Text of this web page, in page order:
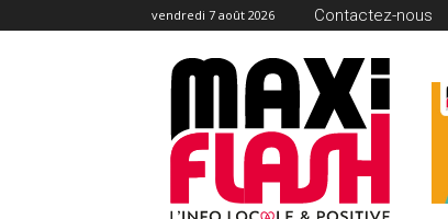
vendredi 7 août 2026 Contactez-nous